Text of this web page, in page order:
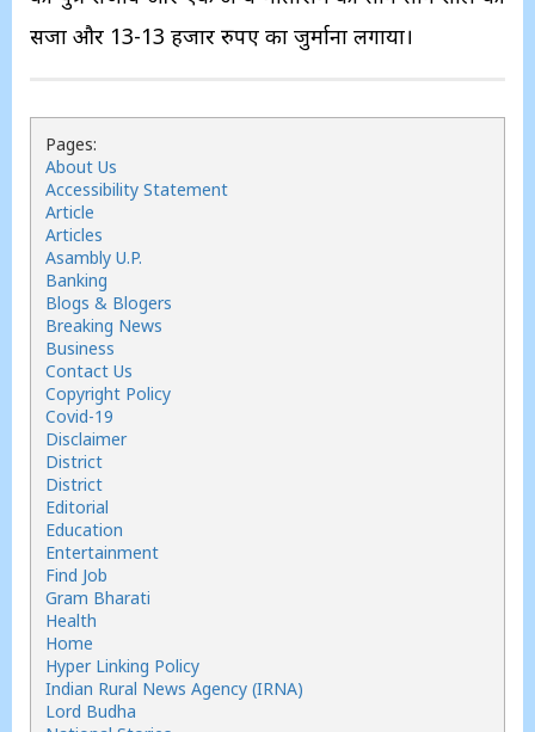
सजा और 13-13 हजार रुपए का जुर्माना लगाया।
Pages:
About Us
Accessibility Statement
Article
Articles
Asambly U.P.
Banking
Blogs & Blogers
Breaking News
Business
Contact Us
Copyright Policy
Covid-19
Disclaimer
District
District
Editorial
Education
Entertainment
Find Job
Gram Bharati
Health
Home
Hyper Linking Policy
Indian Rural News Agency (IRNA)
Lord Budha